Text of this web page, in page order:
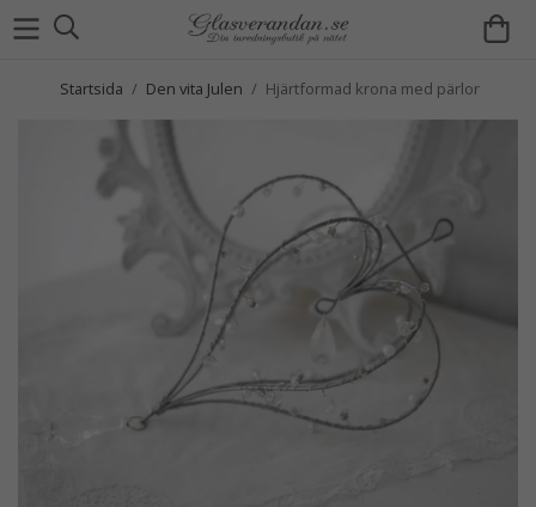
Startsida / Den vita Julen / Hjärtformad krona med pärlor